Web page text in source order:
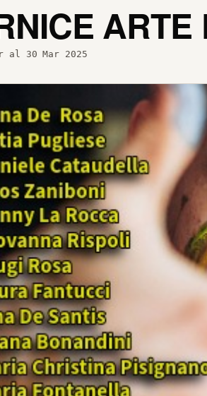
ARTE
al 30 Mar 2025